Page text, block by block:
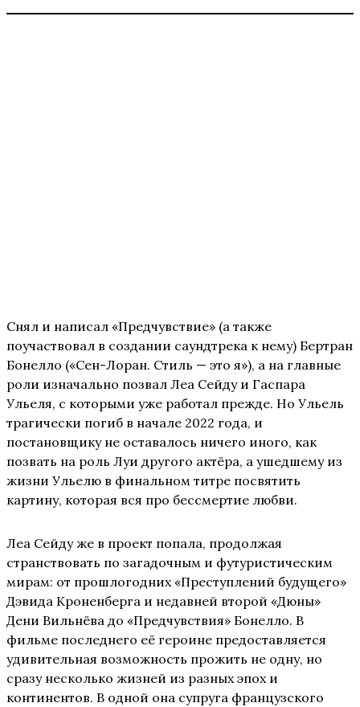
Снял и написал «Предчувствие» (а также
поучаствовал в создании саундтрека к нему) Бертран
Бонелло («Сен-Лоран. Стиль — это я»), а на главные
роли изначально позвал Леа Сейду и Гаспара
Ульеля, с которыми уже работал прежде. Но Ульель
трагически погиб в начале 2022 года, и
постановщику не оставалось ничего иного, как
позвать на роль Луи другого актёра, а ушедшему из
жизни Ульелю в финальном титре посвятить
картину, которая вся про бессмертие любви.
Леа Сейду же в проект попала, продолжая
странствовать по загадочным и футуристическим
мирам: от прошлогодних «Преступлений будущего»
Дэвида Кроненберга и недавней второй «Дюны»
Дени Вильнёва до «Предчувствия» Бонелло. В
фильме последнего её героине предоставляется
удивительная возможность прожить не одну, но
сразу несколько жизней из разных эпох и
континентов. В одной она супруга французского